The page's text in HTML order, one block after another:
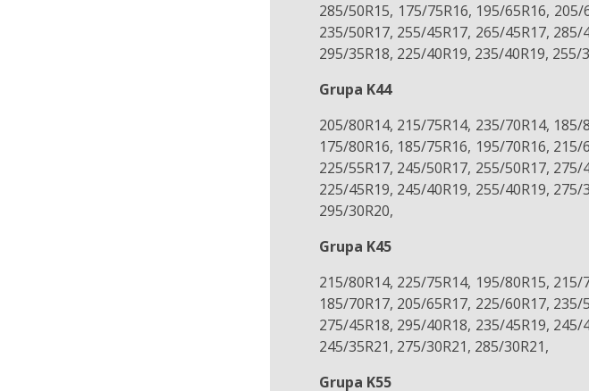
285/50R15, 175/75R16, 195/65R16,
235/50R17, 255/45R17, 265/45R17,
295/35R18, 225/40R19, 235/40R19,
Grupa K44
205/80R14, 215/75R14, 235/70R14,
175/80R16, 185/75R16, 195/70R16,
225/55R17, 245/50R17, 255/50R17,
225/45R19, 245/40R19, 255/40R19,
295/30R20,
Grupa K45
215/80R14, 225/75R14, 195/80R15,
185/70R17, 205/65R17, 225/60R17,
275/45R18, 295/40R18, 235/45R19,
245/35R21, 275/30R21, 285/30R21,
Grupa K55